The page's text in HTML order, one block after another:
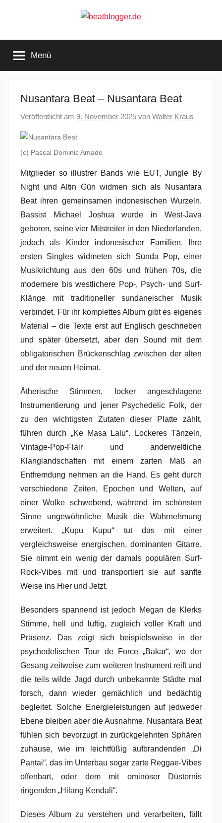
beatblogger.de
the
beat
goes
Menü
Nusantara Beat – Nusantara Beat
Veröffentlicht am 9. November 2025 von Walter Kraus
(c) Pascal Dominic Amade
Mitglieder so illustrer Bands wie EUT, Jungle By
Night und Altin Gün widmen sich als Nusantara
Beat ihren gemeinsamen indonesischen Wurzeln.
Bassist Michael Joshua wurde in West-Java
geboren, seine vier Mitstreiter in den Niederlanden,
jedoch als Kinder indonesischer Familien. Ihre
ersten Singles widmeten sich Sunda Pop, einer
Musikrichtung aus den 60s und frühen 70s, die
modernere bis westlichere Pop-, Psych- und Surf-
Klänge mit traditioneller sundaneischer Musik
verbindet. Für ihr komplettes Album gibt es eigenes
Material – die Texte erst auf Englisch geschrieben
und später übersetzt, aber den Sound mit dem
obligatorischen Brückenschlag zwischen der alten
und der neuen Heimat.
Ätherische Stimmen, locker angeschlagene
Instrumentierung und jener Psychedelic Folk, der
zu den wichtigsten Zutaten dieser Platte zählt,
führen durch „Ke Masa Lalu“. Lockeres Tänzeln,
Vintage-Pop-Flair und anderweltliche
Klanglandschaften mit einem zarten Maß an
Entfremdung nehmen an die Hand. Es geht durch
verschiedene Zeiten, Epochen und Welten, auf
einer Wolke schwebend, während im schönsten
Sinne ungewöhnliche Musik die Wahrnehmung
erweitert. „Kupu Kupu“ tut das mit einer
vergleichsweise energischen, dominanten Gitarre.
Sie nimmt ein wenig der damals populären Surf-
Rock-Vibes mit und transportiert sie auf sanfte
Weise ins Hier und Jetzt.
Besonders spannend ist jedoch Megan de Klerks
Stimme, hell und luftig, zugleich voller Kraft und
Präsenz. Das zeigt sich beispielsweise in der
psychedelischen Tour de Force „Bakar“, wo der
Gesang zeitweise zum weiteren Instrument reift und
die teils wilde Jagd durch unbekannte Städte mal
forsch, dann wieder gemächlich und bedächtig
begleitet. Solche Energieleistungen auf jedweder
Ebene bleiben aber die Ausnahme. Nusantara Beat
fühlen sich bevorzugt in zurückgelehnten Sphären
zuhause, wie im leichtfüßig aufbrandenden „Di
Pantai“, das im Unterbau sogar zarte Reggae-Vibes
offenbart, oder dem mit ominöser Düsternis
ringenden „Hilang Kendali“.
Dieses Album zu verstehen und verarbeiten, fällt